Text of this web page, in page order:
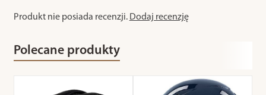
Produkt nie posiada recenzji. Dodaj recenzję
Polecane produkty